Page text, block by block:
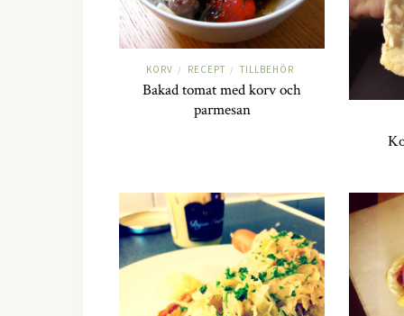
KORV / RECEPT / TILLBEHÖR
Bakad tomat med korv och
parmesan